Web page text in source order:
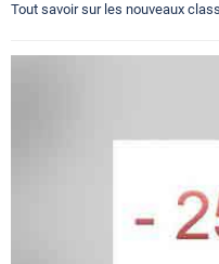
Tout savoir sur les nouveaux